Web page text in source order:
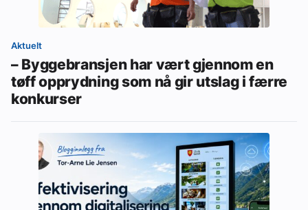
Aktuelt
– Byggebransjen har vært gjennom en
tøff opprydning som nå gir utslag i færre
konkurser